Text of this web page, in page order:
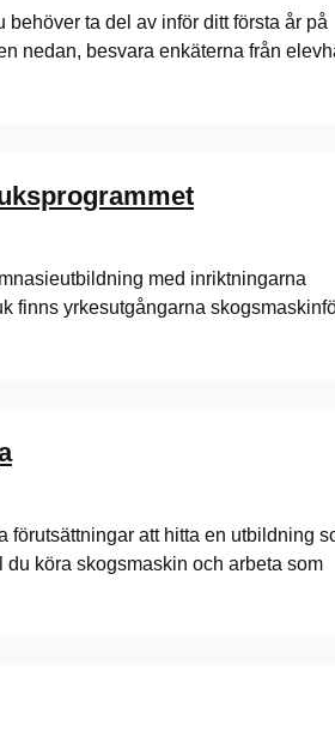
ta del av inför ditt första år på
nedan, besvara enkäterna från
med inriktningarna
finns yrkesutgångarna
att hitta en utbildning
köra skogsmaskin och arbeta som